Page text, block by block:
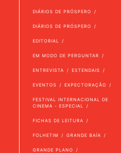
DIÁRIOS DE PRÓSPERO
DIÁRIOS DE PRÓSPERO
EDITORIAL
EM MODO DE PERGUNTAR
ENTREVISTA ESTENDAIS
EVENTOS EXPECTORAÇÃO
FESTIVAL INTERNACIONAL DE
CINEMA - ESPECIAL
FICHAS DE LEITURA
FOLHETIM GRANDE BAÍA
GRANDE PLANO